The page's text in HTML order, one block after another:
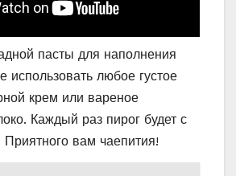
пасты для наполнения
использовать любое густое
крем или вареное
Каждый раз пирог будет с
вам чаепития!